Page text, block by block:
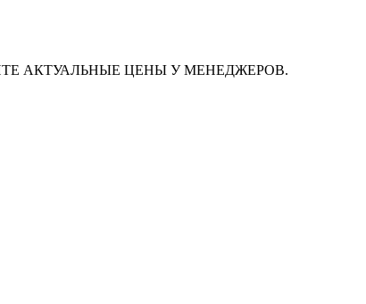
АКТУАЛЬНЫЕ ЦЕНЫ У МЕНЕДЖЕРОВ.